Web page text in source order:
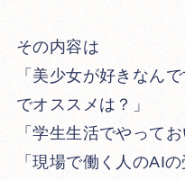
その内容は
「美少女が好きなん
でオススメは？」
「学生生活でやって
「現場で働く人のAIの